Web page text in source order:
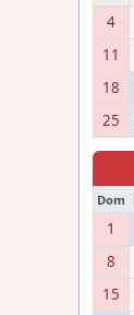
4
11
18
25
Dom
1
8
15